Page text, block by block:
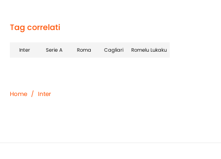
Tag correlati
Inter Serie A Roma Cagliari Romelu Lukaku
Home / Inter